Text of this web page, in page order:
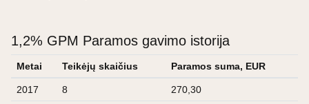
1,2% GPM Paramos gavimo istorija
Metai Teikėjų skaičius Paramos suma, EUR
2017 8 270,30